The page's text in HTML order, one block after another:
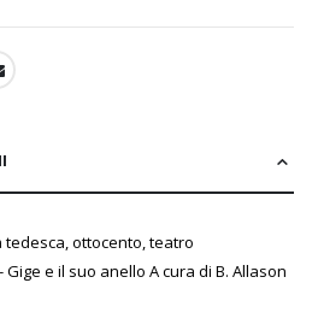
ottocento, teatro
e il suo anello A cura di B. Allason